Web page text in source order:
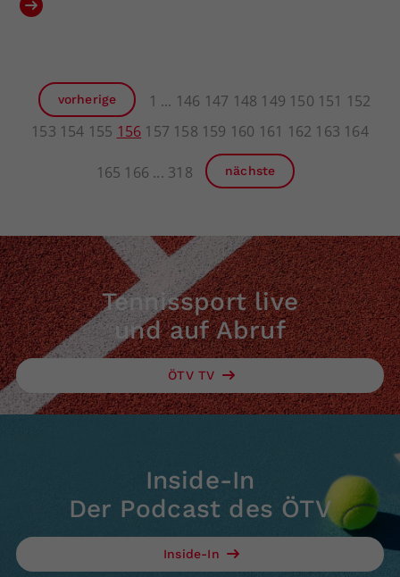
vorherige 1 146 147 148 149 150 151 152
153 154 155 156 157 158 159 160 161 162 163 164
165 166 318 nächste
Tennissport live
und auf Abruf
ÖTV TV
Inside-In
Der Podcast des ÖTV
Inside-In